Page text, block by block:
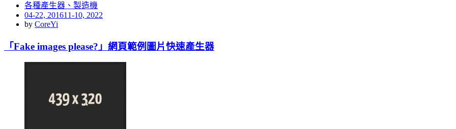
各種產生器、製造機
Posted
on
04-22, 201611-10, 2022
by CoreYi
「Fake images please?」網頁範例圖片快速產生器